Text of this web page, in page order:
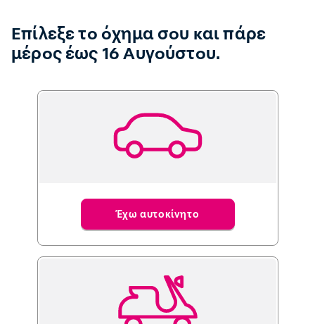
Επίλεξε το όχημα σου και πάρε
μέρος έως 16 Αυγούστου.
Έχω αυτοκίνητο